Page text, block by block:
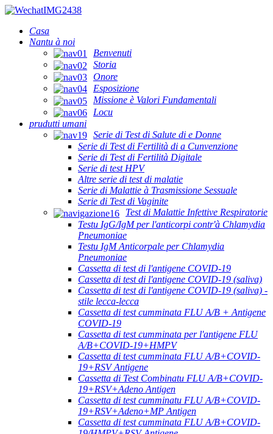
Casa
Nantu à noi
Benvenuti
Storia
Onore
Esposizione
Missione è Valori Fundamentali
Locu
prudutti umani
Serie di Test di Salute di e Donne
Serie di Test di Fertilità di a Cunvenzione
Serie di Test di Fertilità Digitale
Serie di test HPV
Altre serie di test di malatie
Serie di Malattie à Trasmissione Sessuale
Serie di Test di Vaginite
Test di Malattie Infettive Respiratorie
Testu IgG/IgM per l'anticorpi contr'à Chlamydia
Pneumoniae
Testu IgM Anticorpale per Chlamydia
Pneumoniae
Cassetta di test di l'antigene COVID-19
Cassetta di test di l'antigene COVID-19 (saliva)
Cassetta di test di l'antigene COVID-19 (saliva) -
stile lecca-lecca
Cassetta di test cumminata FLU A/B + Antigene
COVID-19
Cassetta di test cumminata per l'antigene FLU
A/B+COVID-19+HMPV
Cassetta di test cumminata FLU A/B+COVID-
19+RSV Antigene
Cassetta di Test Combinatu FLU A/B+COVID-
19+RSV+Adeno Antigen
Cassetta di test cumminatu FLU A/B+COVID-
19+RSV+Adeno+MP Antigen
Cassetta di test cumminata FLU A/B+COVID-